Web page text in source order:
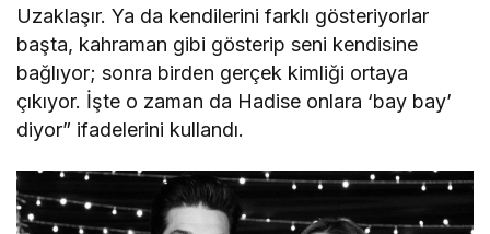
Uzaklaşır. Ya da kendilerini farklı gösteriyorlar
başta, kahraman gibi gösterip seni kendisine
bağlıyor; sonra birden gerçek kimliği ortaya
çıkıyor. İşte o zaman da Hadise onlara ‘bay bay’
diyor” ifadelerini kullandı.